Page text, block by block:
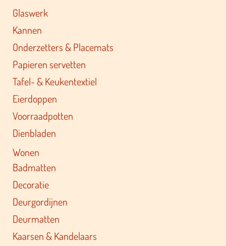
Glaswerk
Kannen
Onderzetters & Placemats
Papieren servetten
Tafel- & Keukentextiel
Eierdoppen
Voorraadpotten
Dienbladen
Wonen
Badmatten
Decoratie
Deurgordijnen
Deurmatten
Kaarsen & Kandelaars